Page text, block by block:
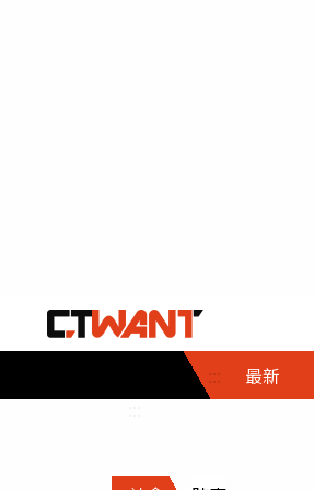
::: 最新
社會首頁
時事
調查
娛樂首頁
即時